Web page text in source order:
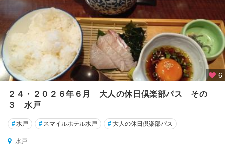
大
洗
・
ひ
ち
な
か
た
な
6
２４・２０２６年６月 大人の休日倶楽部パス その
３ 水戸
#水戸 # スマイルホテル水戸 # 大人の休日倶楽部パス
水戸